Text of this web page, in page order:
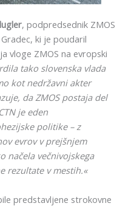
, podpredsednik ZMOS
ki je poudaril
vloge ZMOS na evropski
tako slovenska vlada
kot nedržavni akter
da ZMOS postaja del
je eden
politike – z
evrov v prejšnjem
načela večnivojskega
rezultate v mestih.«
predstavljene strokovne